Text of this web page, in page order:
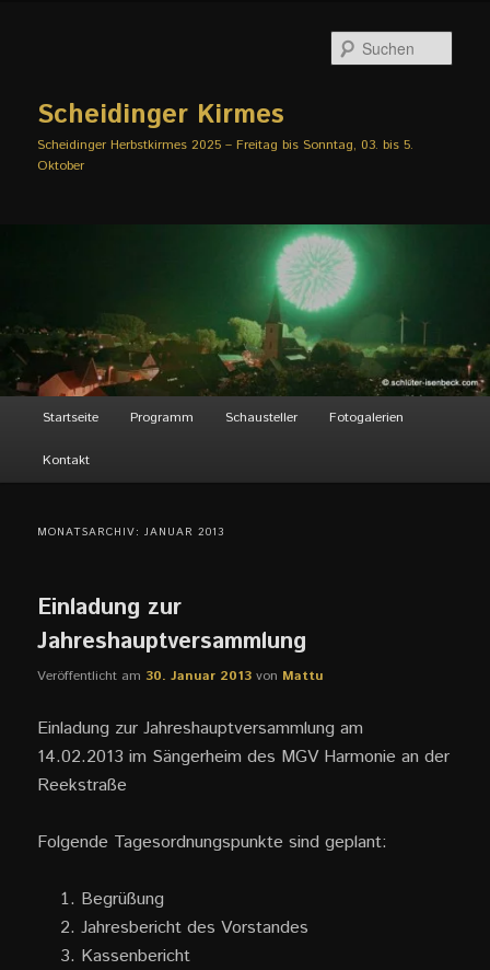
springen
springenScheidinger Kirmes
Scheidinger Herbstkirmes 2025 – Freitag bis Sonntag, 03. bis 5.
Oktober
Hauptmenü
Startseite Programm Schausteller Fotogalerien
Kontakt
MONATSARCHIV:JANUAR 2013
Einladung zur
Jahreshauptversammlung
Veröffentlicht am 30. Januar 2013 von Mattu
Einladung zur Jahreshauptversammlung am
14.02.2013 im Sängerheim des MGV Harmonie an der
Reekstraße
Folgende Tagesordnungspunkte sind geplant:
Begrüßung
Jahresbericht des Vorstandes
Kassenbericht